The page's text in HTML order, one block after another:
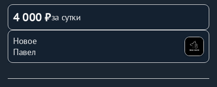
- Набережная Ижевского пруда, пешком 15 минут
фонтанами, пешком 10 минут
- Зоопарк, 5 минут на машине. На общественном
4 000 ₽за сутки
Новое
Павел